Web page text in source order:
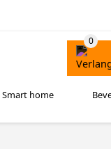
Smart home